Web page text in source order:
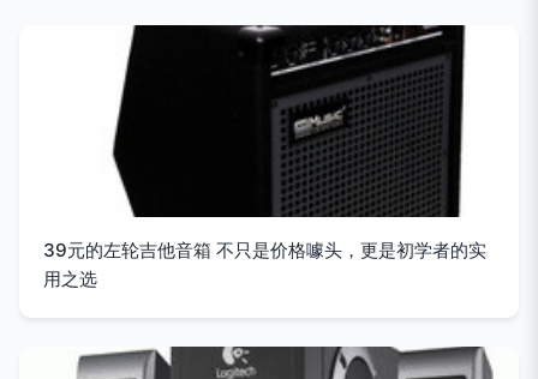
39元的左轮吉他音箱 不只是价格噱头，更是初学者的实
用之选